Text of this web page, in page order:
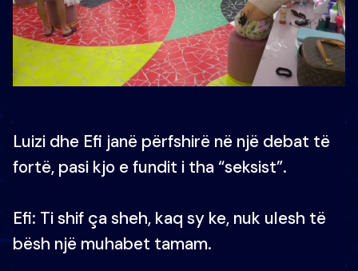
Luizi dhe Efi janë përfshirë në një debat të
fortë, pasi kjo e fundit i tha “seksist”.
Efi: Ti shif ça sheh, kaq sy ke, nuk ulesh të
bësh një muhabet tamam.